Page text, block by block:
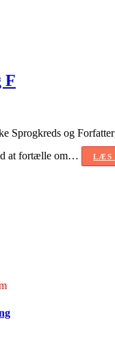
F
Sprogkreds og
at fortælle om…
LÆS